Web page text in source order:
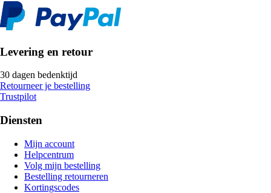
Levering en retour
30 dagen bedenktijd
Retourneer je bestelling
Trustpilot
Diensten
Mijn account
Helpcentrum
Volg mijn bestelling
Bestelling retourneren
Kortingscodes